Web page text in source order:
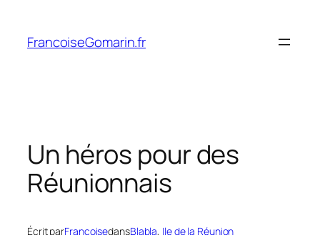
contenu
FrancoiseGomarin.fr
Un héros pour des
Réunionnais
Écrit parFrancoisedansBlabla, Ile de la Réunion